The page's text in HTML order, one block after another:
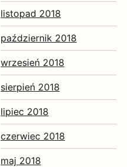
listopad 2018
październik 2018
wrzesień 2018
sierpień 2018
lipiec 2018
czerwiec 2018
maj 2018